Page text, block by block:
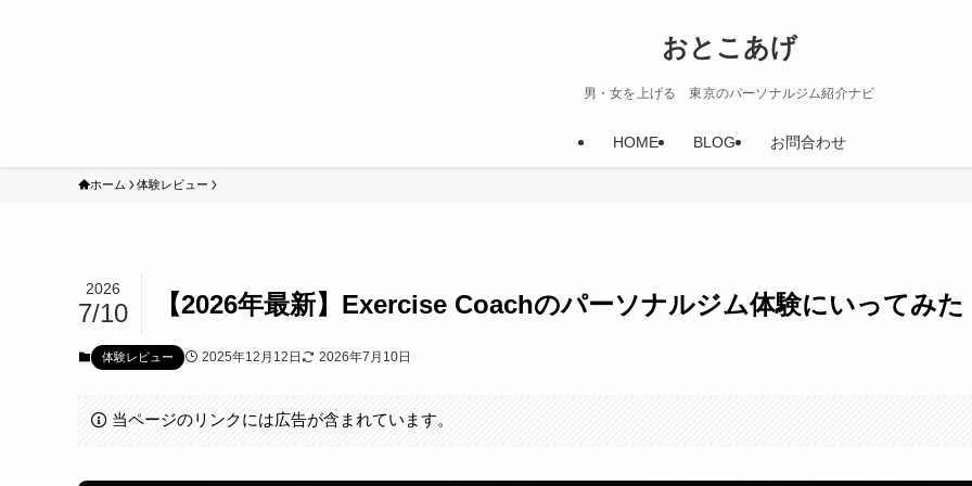
おとこあげ
男・女を上げる 東京のパーソナルジム紹介ナビ
HOME BLOG お問合わせ
ホーム 体験レビュー
【2026年最新】Exercise Coachのパーソナルジム体験にいってみた
2026
7/10
体験レビュー 2025年12月12日 2026年7月10日
当ページのリンクには広告が含まれています。